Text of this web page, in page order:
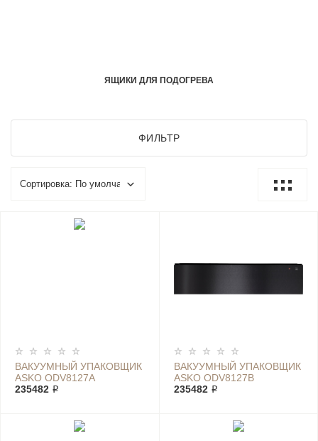
ЯЩИКИ ДЛЯ ПОДОГРЕВА
ФИЛЬТР
ВАКУУМНЫЙ УПАКОВЩИК
ASKO ODV8127A
235482 ₽
ВАКУУМНЫЙ УПАКОВЩИК
ASKO ODV8127B
235482 ₽